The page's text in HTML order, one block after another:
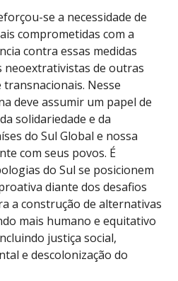
se a necessidade de
comprometidas com a
contra essas medidas
neoextrativistas de outras
Nesse
deve assumir um papel de
solidariedade e da
do Sul Global e nossa
com seus povos. É
do Sul se posicionem
diante dos desafios
a construção de alternativas
mais humano e equitativo
justiça social,
e descolonização do